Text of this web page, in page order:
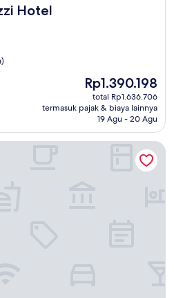
Hotel
Harga
sekarang
Rp1.390.198
Rp1.390.198
total Rp1.636.706
termasuk pajak & biaya lainnya
19 Agu - 20 Agu